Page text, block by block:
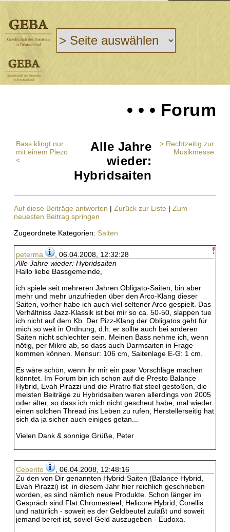
• • • Forum
Bass klingt nur
mit einem Piezo
<
Alle Jahre
wieder:
Hybridsaiten
> Rechtzeitig zur
Musikmesse
Auf diese Beiträge antworten | Zurück zur Liste | Zum
neuesten Beitrag springen
Zugeordnete Kategorien: Saiten
peterma
, 06.04.2008, 12:32:28
Alle Jahre wieder: Hybridsaiten
Hallo liebe Bassgemeinde,
ich spiele seit mehreren Jahren Obligato-Saiten, bin aber
mehr und mehr unzufrieden über den Arco-Klang dieser
Saiten, vorher habe ich auch viel seltener Arco gespielt. Das
Verhältniss Jazz-Klassik ist bei mir so ca. 50-50, slappen tue
ich nicht auf dem Kb. Der Pizz-Klang der Obligatos geht für
mich so weit in Ordnung, d.h. er sollte auch bei anderen
Saiten nicht schlechter sein. Meinen Bass nehme ich, wenn
nötig, per Mikro ab, so dass auch Darmsaiten in Frage
kommen können. Mensur: 106 cm, Saitenlage E-G: 1 cm.
Es wäre schön, wenn ihr mir ein paar Vorschläge machen
könntet. Im Forum bin ich schon auf die Presto Balance
Hybrid, Evah Pirazzi und die Piratro flat steel gestoßen, die
meisten Beiträge zu Hybridsaiten waren allerdings von 2005
oder älter, so dass ich mich nicht gescheut habe, mal wieder
einen solchen Thread ins Leben zu rufen, Herstellerseitig hat
sich da ja sicher auch einiges getan...
Vielen Dank & sonnige Grüße, Peter
Ceperito
, 06.04.2008, 12:48:16
Zu den von Dir genannten Hybrid-Saiten (Balance Hybrid,
Evah Pirazzi) ist in diesem Jahr hier reichlich geschrieben
worden, es sind nämlich neue Produkte. Schon länger im
Gespräch sind Flat Chromesteel, Helicore Hybrid, Corellis
und natürlich - soweit es der Geldbeutel zuläßt und soweit
jemand bereit ist, soviel Geld auszugeben - Eudoxa.